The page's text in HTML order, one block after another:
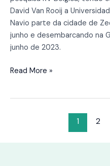
David Van Rooij a
Navio parte da cidade de
junho e desembarcando na
junho de 2023.
Read More »
1 2